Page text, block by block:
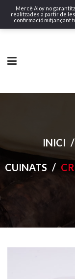
Mercè Aloy no
realitzades a partir de
confirmació mitjançant
INICI /
CUINATS /